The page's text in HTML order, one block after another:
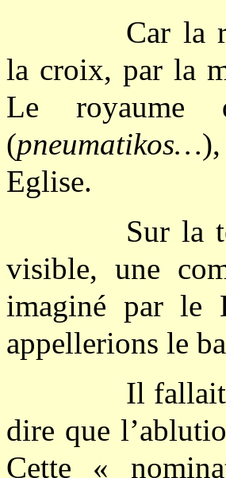
Car la
la croix, par la
Le royaume
(pneumatikos…
Eglise.
Sur la
visible, une
imaginé par le
appellerions le
Il
dire que
Cette «